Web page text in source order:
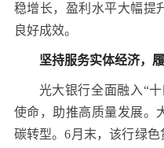
稳增长，盈利水平大幅提
良好成效。
坚持服务实体经济，
光大银行全面融入“
使命，助推高质量发展。
碳转型。6月末，该行绿